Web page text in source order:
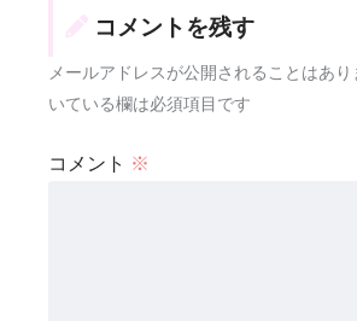
コメントを残す
メールアドレスが公開されることはあり
いている欄は必須項目です
コメント ※